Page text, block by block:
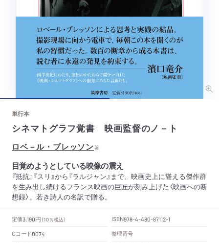
単行本
シネマトグラフ覚書 映画監督のノ－ト
ロベ－ル・ブレッソン著
目覚めようとしている映像の震え
『抵抗』『スリ』から『ラルジャン』まで、映画史上に聳える傑作群
を生み出し続けるフランス映画の巨匠が刻み上げた〈映画への断
想録〉。若き詩人の名訳で贈る。
定価3,190円 （10％税込） ISBN978-4-480-87112-1
Cコード0074
整理番号